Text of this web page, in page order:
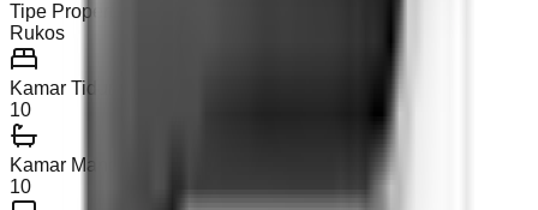
Tipe Properti
Rukos
Kamar Tidur
10
Kamar Mandi
10